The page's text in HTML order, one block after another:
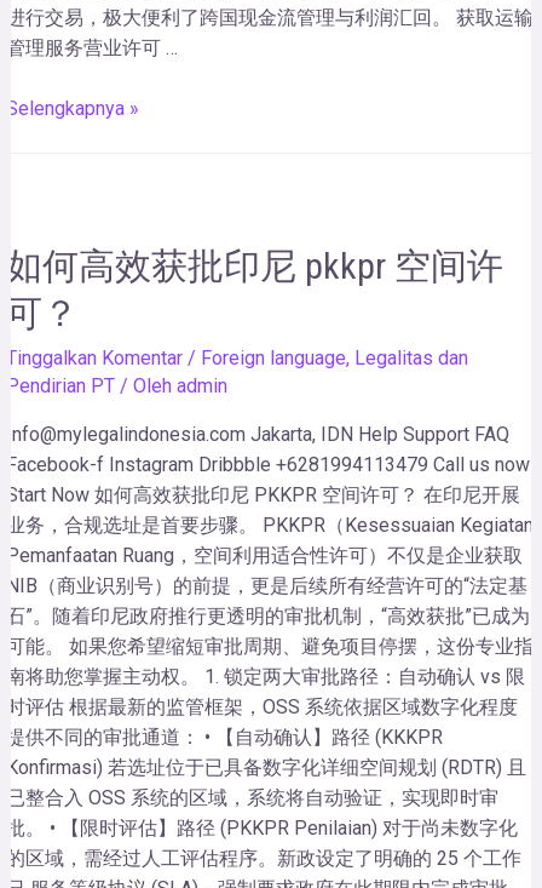
进行交易，极大便利了跨国现金流管理与利润汇回。 获取运输
管理服务营业许可 …
Selengkapnya »
如何高效获批印尼 pkkpr 空间许
可？
Tinggalkan Komentar / Foreign language, Legalitas dan
Pendirian PT/ Oleh admin
Info@mylegalindonesia.com Jakarta, IDN Help Support FAQ
Facebook-f Instagram Dribbble +6281994113479 Call us now!
Start Now 如何高效获批印尼 PKKPR 空间许可？ 在印尼开展
业务，合规选址是首要步骤。 PKKPR（Kesessuaian Kegiatan
Pemanfaatan Ruang，空间利用适合性许可）不仅是企业获取
NIB（商业识别号）的前提，更是后续所有经营许可的“法定基
石”。随着印尼政府推行更透明的审批机制，“高效获批”已成为
可能。 如果您希望缩短审批周期、避免项目停摆，这份专业指
南将助您掌握主动权。 1. 锁定两大审批路径：自动确认 vs 限
时评估 根据最新的监管框架，OSS 系统依据区域数字化程度
提供不同的审批通道： • 【自动确认】路径 (KKKPR
Konfirmasi) 若选址位于已具备数字化详细空间规划 (RDTR) 且
已整合入 OSS 系统的区域，系统将自动验证，实现即时审
批。 • 【限时评估】路径 (PKKPR Penilaian) 对于尚未数字化
的区域，需经过人工评估程序。新政设定了明确的 25 个工作